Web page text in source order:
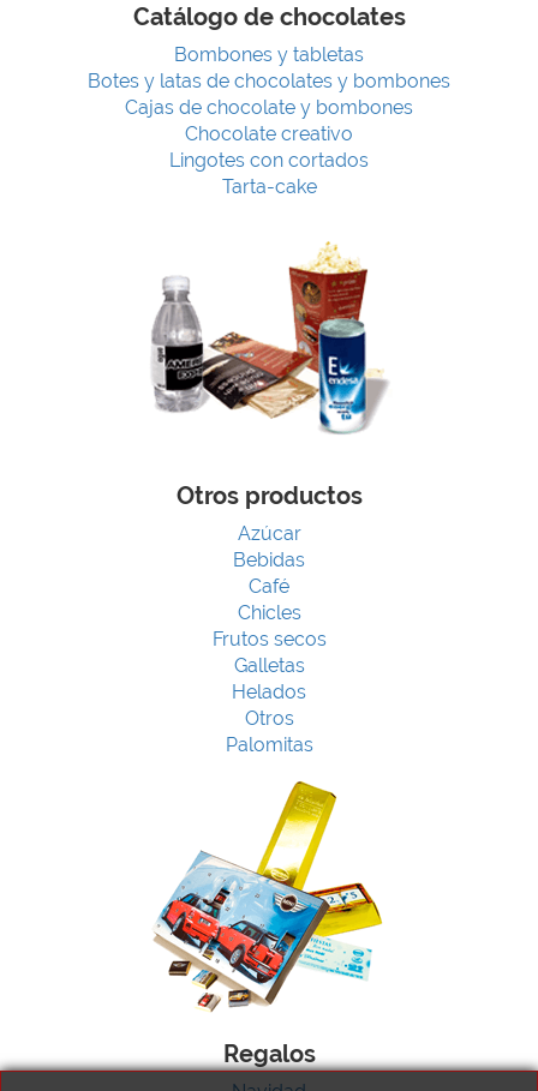
Catálogo de chocolates
Bombones y tabletas
Botes y latas de chocolates y bombones
Cajas de chocolate y bombones
Chocolate creativo
Lingotes con cortados
Tarta-cake
Otros productos
Azúcar
Bebidas
Café
Chicles
Frutos secos
Galletas
Helados
Otros
Palomitas
Regalos